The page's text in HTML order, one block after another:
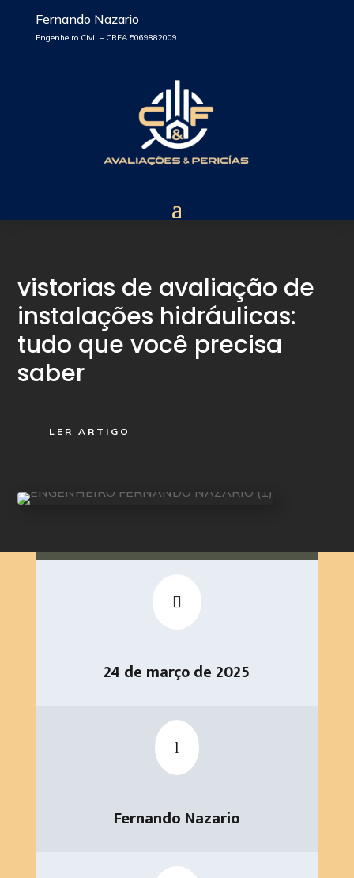
Fernando Nazario
Engenheiro Civil – CREA 5069882009
vistorias de avaliação de
instalações hidráulicas:
tudo que você precisa
saber
LER ARTIGO

24 de março de 2025
l
Fernando Nazario